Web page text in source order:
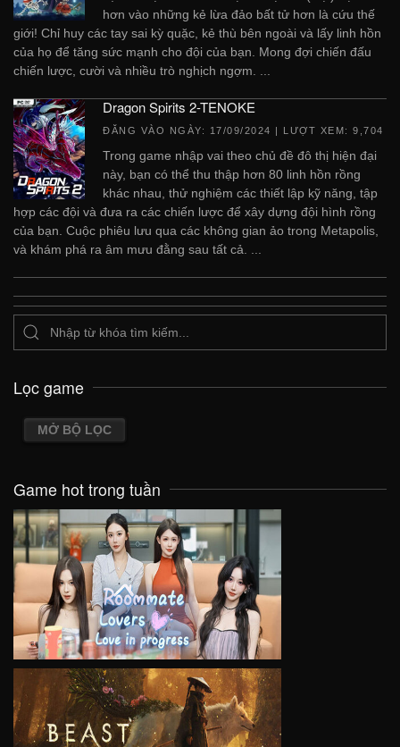
hơn vào những kẻ lừa đảo bất tử hơn là cứu thế
giới! Chỉ huy các tay sai kỳ quặc, kẻ thù bên ngoài và lấy linh hồn
của họ để tăng sức mạnh cho đội của bạn. Mong đợi chiến đấu
chiến lược, cười và nhiều trò nghịch ngợm. ...
Dragon Spirits 2-TENOKE
ĐĂNG VÀO NGÀY: 17/09/2024 | LƯỢT XEM: 9,704
Trong game nhập vai theo chủ đề đô thị hiện đại
này, bạn có thể thu thập hơn 80 linh hồn rồng
khác nhau, thử nghiệm các thiết lập kỹ năng, tập
hợp các đội và đưa ra các chiến lược để xây dựng đội hình rồng
của bạn. Cuộc phiêu lưu qua các không gian ảo trong Metapolis,
và khám phá ra âm mưu đằng sau tất cả. ...
Lọc game
MỞ BỘ LỌC
Game hot trong tuần
VIEW
VIEW